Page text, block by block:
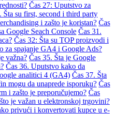
Čas 27: Uputstvo za
Šta su first, second i third party
i zašto je koristan? Čas
Google Seach Console Čas 31.
Čas 32: Šta su TOP proizvodi i
za spajanje GA4 i Google Ads?
važna? Čas 35. Šta je Google
Čas 36. Uputstvo kako da
analitici 4 (GA4) Čas 37. Šta
mogu da unaprede isporuku? Čas
i zašto je preporučujemo? Čas
je važan u elektronskoj trgovini?
privući i konvertovati kupce u e-